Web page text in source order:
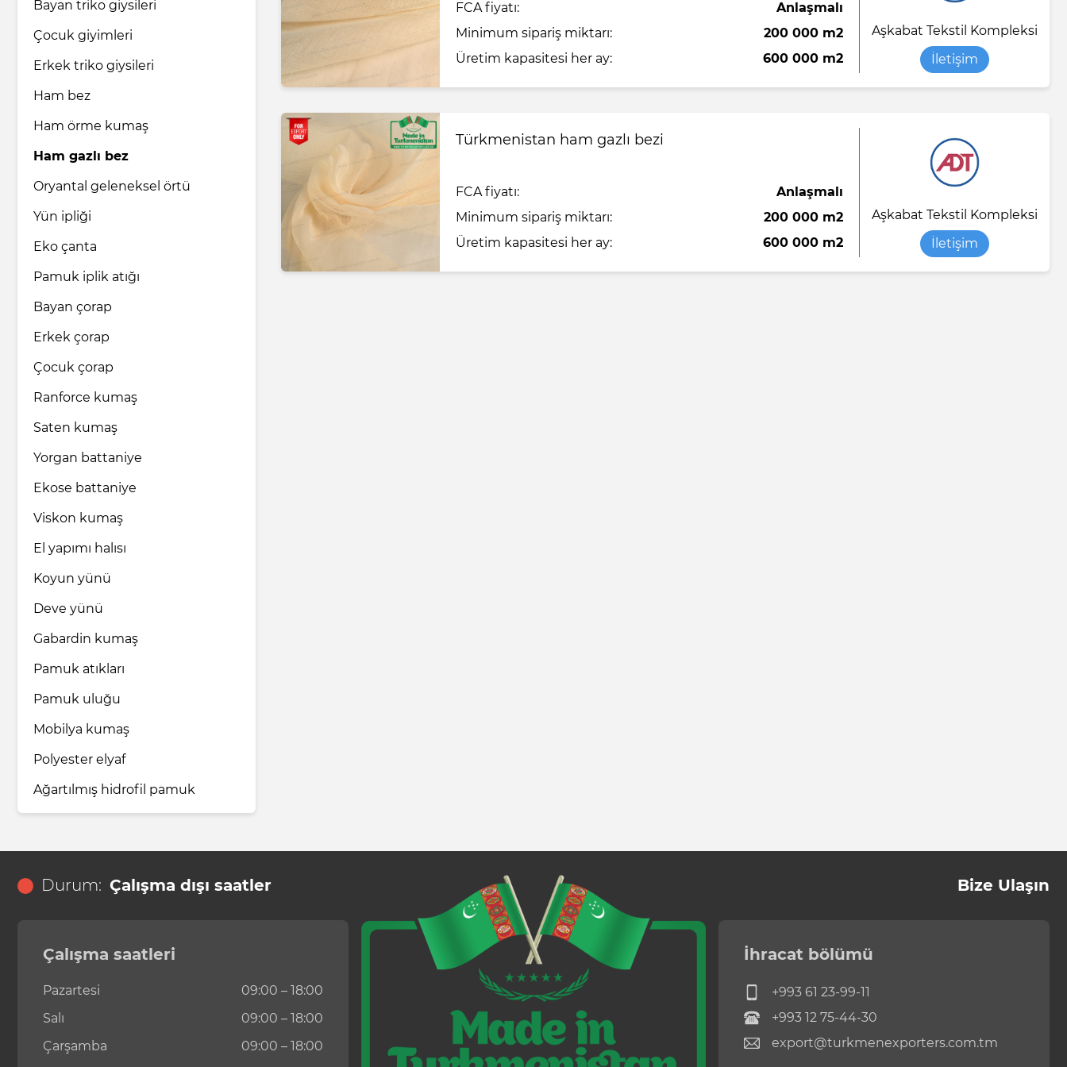
Bayan triko giysileri
Çocuk giyimleri
Erkek triko giysileri
Ham bez
Ham örme kumaş
Ham gazlı bez
Oryantal geleneksel örtü
Yün ipliği
Eko çanta
Pamuk iplik atığı
Bayan çorap
Erkek çorap
Çocuk çorap
Ranforce kumaş
Saten kumaş
Yorgan battaniye
Ekose battaniye
Viskon kumaş
El yapımı halısı
Koyun yünü
Deve yünü
Gabardin kumaş
Pamuk atıkları
Pamuk uluğu
Mobilya kumaş
Polyester elyaf
Ağartılmış hidrofil pamuk
FCA fiyatı:
Anlaşmalı
Minimum sipariş miktarı:
200 000 m2
Üretim kapasitesi her ay:
600 000 m2
Aşkabat Tekstil Kompleksi
İletişim
Türkmenistan ham gazlı bezi
FCA fiyatı:
Anlaşmalı
Minimum sipariş miktarı:
200 000 m2
Üretim kapasitesi her ay:
600 000 m2
Aşkabat Tekstil Kompleksi
İletişim
Durum: Çalışma dışı saatler Bize Ulaşın
Çalışma saatleri
Pazartesi
09:00 – 18:00
Salı
09:00 – 18:00
Çarşamba
09:00 – 18:00
İhracat bölümü
+993 61 23-99-11
+993 12 75-44-30
export@turkmenexporters.com.tm